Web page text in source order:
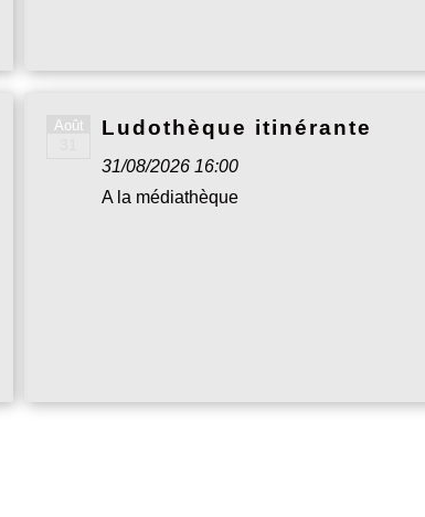
Août Ludothèque itinérante
31/08/2026 16:00
A la médiathèque